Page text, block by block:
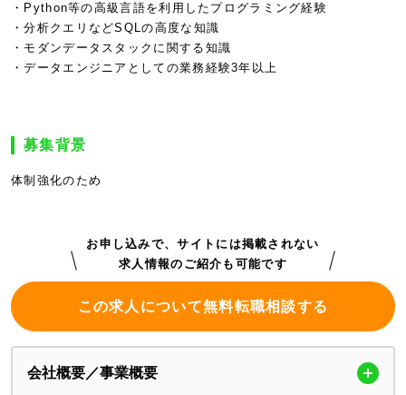
・Python等の高級言語を利用したプログラミング経験
・分析クエリなどSQLの高度な知識
・モダンデータスタックに関する知識
・データエンジニアとしての業務経験3年以上
募集背景
体制強化のため
お申し込みで、サイトには掲載されない
求人情報のご紹介も可能です
この求人について無料転職相談する
会社概要／事業概要